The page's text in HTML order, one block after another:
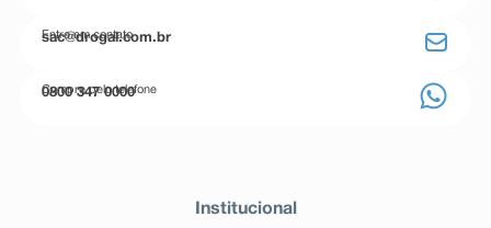
Entre em contato
sac@drogal.com.br
Compre pelo telefone
0800 347 0000
Institucional